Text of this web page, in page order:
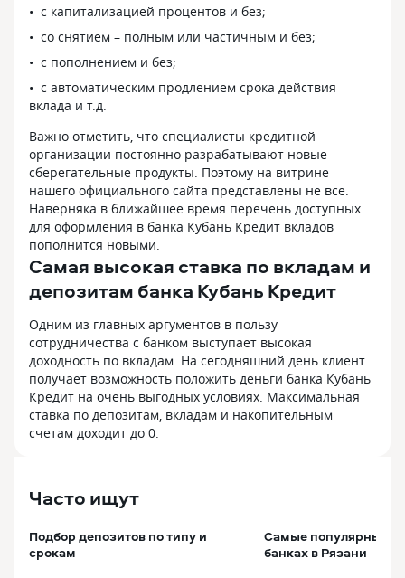
с капитализацией процентов и без;
со снятием – полным или частичным и без;
с пополнением и без;
с автоматическим продлением срока действия
вклада и т.д.
Важно отметить, что специалисты кредитной
организации постоянно разрабатывают новые
сберегательные продукты. Поэтому на витрине
нашего официального сайта представлены не все.
Наверняка в ближайшее время перечень доступных
для оформления в банка Кубань Кредит вкладов
пополнится новыми.
Самая высокая ставка по вкладам и
депозитам банка Кубань Кредит
Одним из главных аргументов в пользу
сотрудничества с банком выступает высокая
доходность по вкладам. На сегодняшний день клиент
получает возможность положить деньги банка Кубань
Кредит на очень выгодных условиях. Максимальная
ставка по депозитам, вкладам и накопительным
счетам доходит до 0.
Часто ищут
Подбор депозитов по типу и
срокам
Самые популярные
банках в Рязани